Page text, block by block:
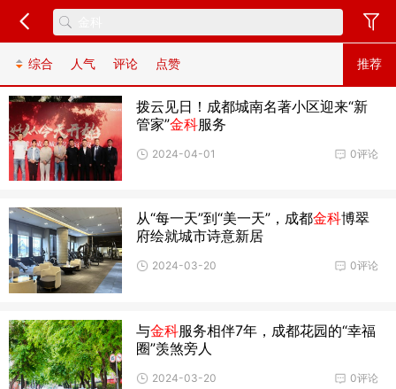
推荐
综合 人气 评论 点赞
拨云见日！成都城南名著小区迎来“新
管家”金科服务
0评论
2024-04-01
从“每一天”到“美一天”，成都金科博翠
府绘就城市诗意新居
0评论
2024-03-20
与金科服务相伴7年，成都花园的“幸福
圈”羡煞旁人
0评论
2024-03-20